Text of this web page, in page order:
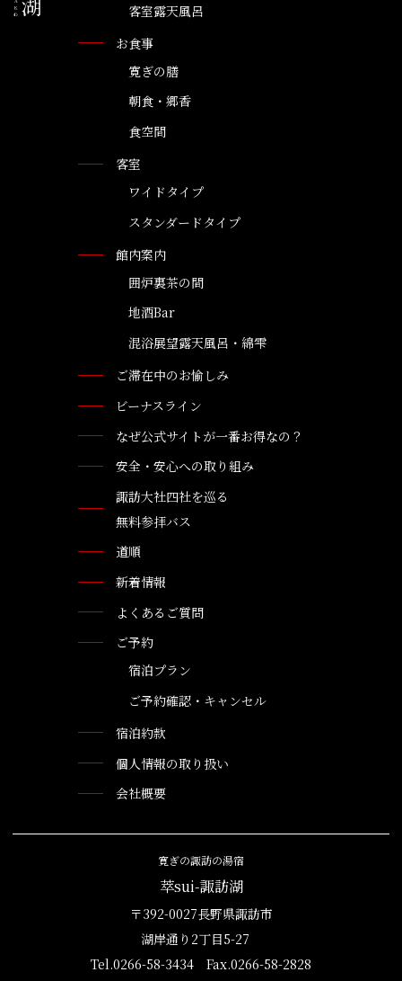
客室露天風呂
お食事
寛ぎの膳
朝食・郷香
食空間
客室
ワイドタイプ
スタンダードタイプ
館内案内
囲炉裏茶の間
地酒Bar
混浴展望露天風呂・綿雫
ご滞在中のお愉しみ
ビーナスライン
なぜ公式サイトが一番お得なの？
安全・安心への取り組み
諏訪大社四社を巡る
無料参拝バス
道順
新着情報
よくあるご質問
ご予約
宿泊プラン
ご予約確認・キャンセル
宿泊約款
個人情報の取り扱い
会社概要
寛ぎの諏訪の湯宿
萃sui-諏訪湖
〒392-0027長野県諏訪市
湖岸通り2丁目5-27
Tel.0266-58-3434 Fax.0266-58-2828